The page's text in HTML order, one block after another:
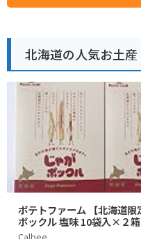
北海道の人気お土産
ポテトファーム 【北海道限
ポックル 塩味 10袋入×２箱